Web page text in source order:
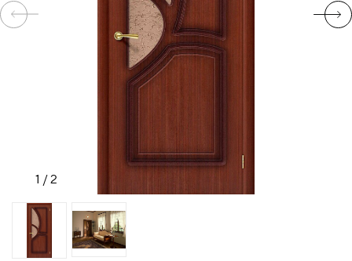
ИНТЕРЕСНЫЕ
СТАТЬИ
СВЯЗАТЬСЯ
С
НАМИ
1 /2